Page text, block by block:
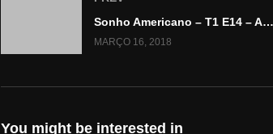
Sonho Americano – T1 E14 – Apresentação Natália Romanelli
MARÇO 16, 2018
You might be interested in